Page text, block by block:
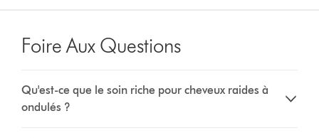
Foire Aux Questions
Qu'est-ce que le soin riche pour cheveux raides à
ondulés ?